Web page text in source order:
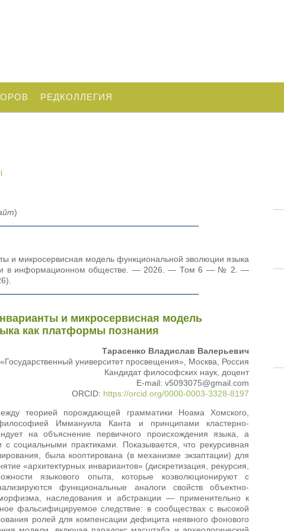
РЕДКОЛЛЕГИЯ
)
и микросервисная модель функциональной эволюции языка
в информационном обществе. — 2026. — Том 6 — № 2. —
и микросервисная модель
как платформы познания
Тарасенко Владислав Валерьевич
университет просвещения», Москва, Россия
Кандидат философских наук, доцент
E-mail: v5093075@gmail.com
ORCID: https://orcid.org/0000-0003-3328-8197
теорией порождающей грамматики Ноама Хомского,
Иммануила Канта и принципами кластерно-
на объяснение первичного происхождения языка, а
социальными практиками. Показывается, что рекурсивная
была кооптирована (в механизме экзаптации) для
«архитектурных инвариантов» (дискретизация, рекурсия,
языкового опыта, которые коэволюционируют с
функциональные аналоги свойств объектно-
наследования и абстракции — применительно к
фальсифицируемое следствие: в сообществах с высокой
ролей для компенсации дефицита неявного фонового